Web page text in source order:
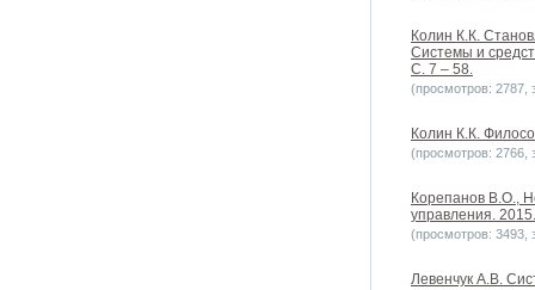
Колин К.К.
Системы и
С. 7 – 58.
(просмотров: 2787,
Колин К.К.
(просмотров: 2766,
Корепанов В.О.,
управления.
(просмотров: 3493,
Левенчук А.В.